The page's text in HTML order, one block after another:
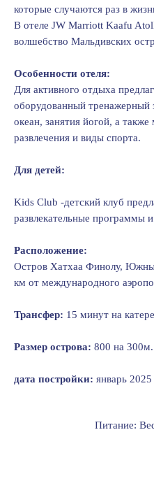
которые случаются раз в
В отеле JW Marriott Kaafu
волшебство Мальдивских
Особенности отеля:
Для активного отдыха
оборудованный тренажерный
океан, занятия йогой, а
развлечения и виды спорта.
Для детей:
Kids Club -детский клуб
развлекательные программы
Расположение:
Остров Хатхаа Финолу,
км от международного
Трансфер: 15 минут на
Размер острова: 800 на 300м.
дата постройки: январь 2025
Питание: